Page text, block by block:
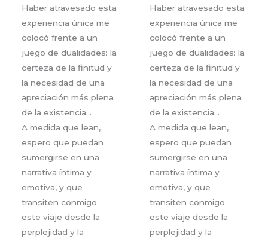
Haber atravesado esta
experiencia única me
colocó frente a un
juego de dualidades: la
certeza de la finitud y
la necesidad de una
apreciación más plena
de la existencia…
A medida que lean,
espero que puedan
sumergirse en una
narrativa íntima y
emotiva, y que
transiten conmigo
este viaje desde la
perplejidad y la
Haber atravesado esta
experiencia única me
colocó frente a un
juego de dualidades: la
certeza de la finitud y
la necesidad de una
apreciación más plena
de la existencia…
A medida que lean,
espero que puedan
sumergirse en una
narrativa íntima y
emotiva, y que
transiten conmigo
este viaje desde la
perplejidad y la